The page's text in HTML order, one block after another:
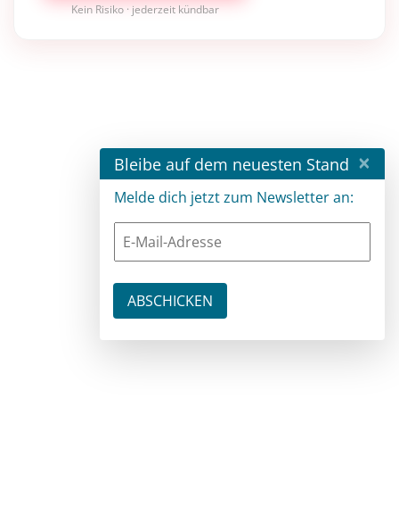
Kein Risiko · jederzeit kündbar
Bleibe auf dem neuesten Stand ×
Melde dich jetzt zum Newsletter an: